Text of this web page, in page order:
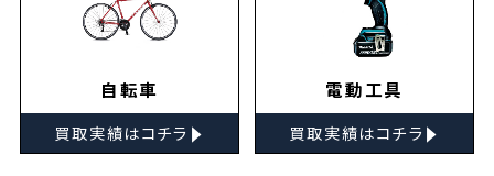
自転車
買取実績はコチラ ▸
電動工具
買取実績はコチラ ▸